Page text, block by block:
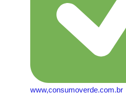
www,consumoverde.com.br